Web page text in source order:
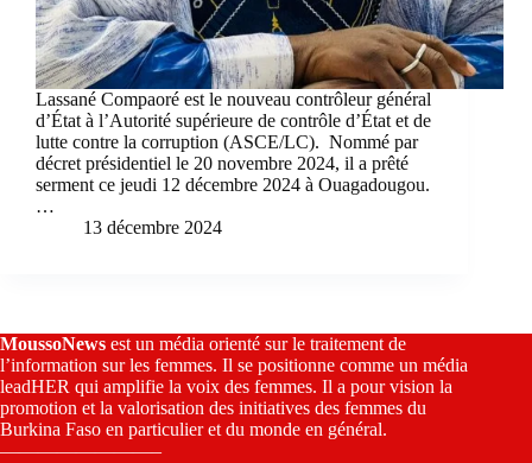
Lassané Compaoré est le nouveau contrôleur général
d’État à l’Autorité supérieure de contrôle d’État et de
lutte contre la corruption (ASCE/LC). Nommé par
décret présidentiel le 20 novembre 2024, il a prêté
serment ce jeudi 12 décembre 2024 à Ouagadougou.
…
13 décembre 2024
MoussoNews est un média orienté sur le traitement de
l’information sur les femmes. Il se positionne comme un média
leadHER qui amplifie la voix des femmes. Il a pour vision la
promotion et la valorisation des initiatives des femmes du
Burkina Faso en particulier et du monde en général.
————————–